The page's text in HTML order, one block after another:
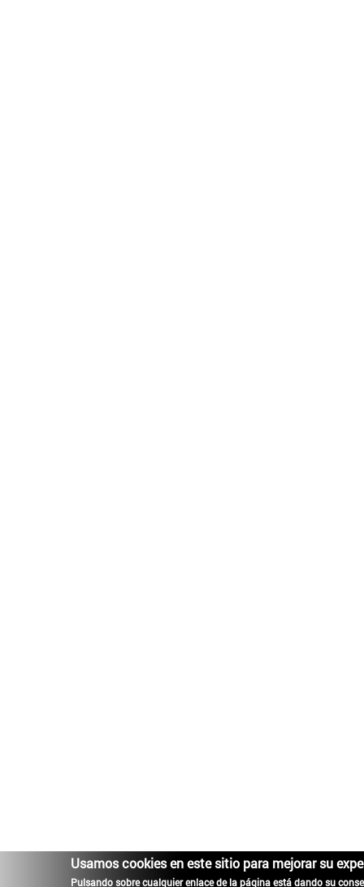
Usamos cookies en este sitio para mejorar su
Pulsando sobre cualquier enlace de la página está dando su